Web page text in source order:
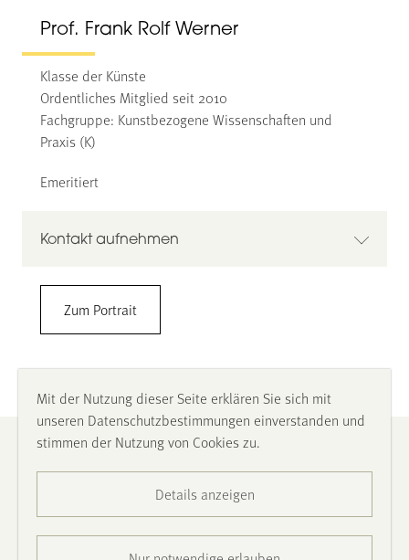
Prof. Frank Rolf Werner
Klasse der Künste
Ordentliches Mitglied seit 2010
Fachgruppe: Kunstbezogene Wissenschaften und
Praxis (K)
Emeritiert
Kontakt aufnehmen
Universität Wuppertal
Fakultät für Universität Wuppertal
Lehrstuhl AGT
Amtsstrasse 21, 48624 Schöppingen
02555 - 984020
frwerner@uni-wuppertal.de
Zum Portrait
Impressum
Mit der Nutzung dieser Seite erklären Sie sich mit
unseren Datenschutzbestimmungen einverstanden und
stimmen der Nutzung von Cookies zu.
Details anzeigen